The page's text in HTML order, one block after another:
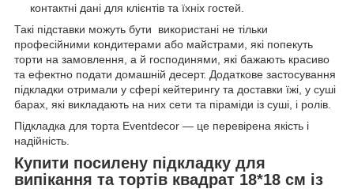
контактні дані для клієнтів та їхніх гостей.
Такі підставки можуть бути використані не тільки
професійними кондитерами або майстрами, які попекуть
торти на замовлення, а й господинями, які бажають красиво
та ефектно подати домашній десерт. Додаткове застосування
підкладки отримали у сфері кейтерингу та доставки їжі, у суші
барах, які викладають на них сети та піраміди із суші, і ролів.
Підкладка для торта Eventdecor — це перевірена якість і
надійність.
Купити посилену підкладку для
випікання та тортів квадрат 18*18 см із